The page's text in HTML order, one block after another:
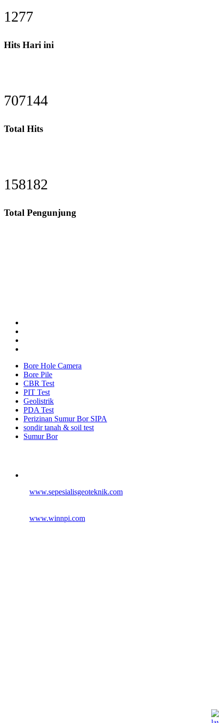
1560
Hits Hari ini
863971
Total Hits
193263
Total Pengunjung
Bore Hole Camera
Bore Pile
CBR Test
PIT Test
Geolistrik
PDA Test
Perizinan Sumur Bor SIPA
sondir tanah & soil test
Sumur Bor
www.sepesialisgeoteknik.com
www.winnpi.com